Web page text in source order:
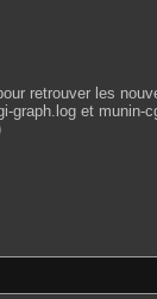
retrouver les
graph.log et munin-